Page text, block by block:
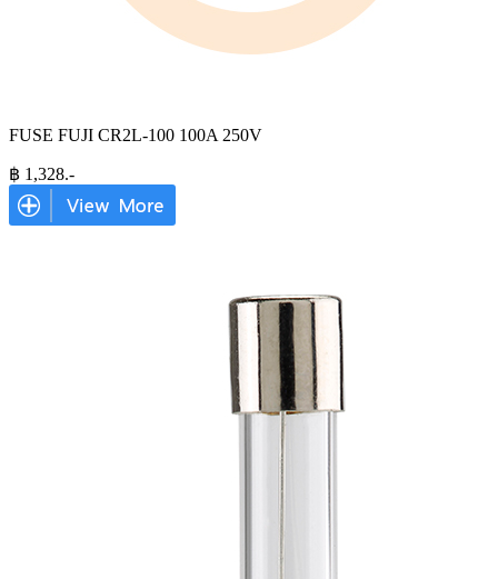
FUSE FUJI CR2L-100 100A 250V
฿ 1,328.-